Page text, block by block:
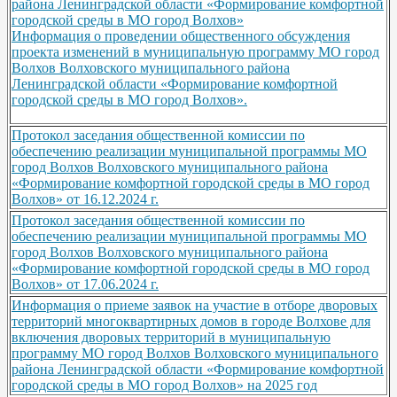
района Ленинградской области «Формирование комфортной
городской среды в МО город Волхов»
Информация о проведении общественного обсуждения
проекта изменений в муниципальную программу МО город
Волхов Волховского муниципального района
Ленинградской области «Формирование комфортной
городской среды в МО город Волхов».
Протокол заседания общественной комиссии по
обеспечению реализации муниципальной программы МО
город Волхов Волховского муниципального района
«Формирование комфортной городской среды в МО город
Волхов» от 16.12.2024 г.
Протокол заседания общественной комиссии по
обеспечению реализации муниципальной программы МО
город Волхов Волховского муниципального района
«Формирование комфортной городской среды в МО город
Волхов» от 17.06.2024 г.
Информация о приеме заявок на участие в отборе дворовых
территорий многоквартирных домов в городе Волхове для
включения дворовых территорий в муниципальную
программу МО город Волхов Волховского муниципального
района Ленинградской области «Формирование комфортной
городской среды в МО город Волхов» на 2025 год